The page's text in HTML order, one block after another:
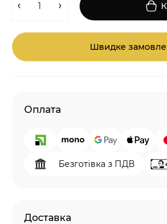
Швидке
Оплата
Безготівка з ПДВ
Доставка